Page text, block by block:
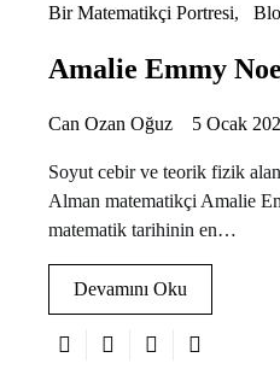
Bir Matematikçi Portresi
Amalie Emmy
Can Ozan Oğuz 5 Ocak
Soyut cebir ve teorik fizik
Alman matematikçi Amalie
matematik tarihinin en…
Devamını Oku